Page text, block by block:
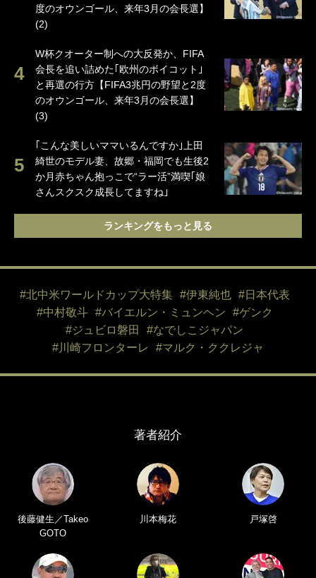
度のオウンゴール、来年3月の会長選】
(2)
W杯クオーター制への大反発か、FIFA
会長を追い詰めた｢欧州のボイコット｣
と再選の行方【FIFA3兆円の野望と2度
のオウンゴール、来年3月の会長選】
(3)
｢こんな美しいママいるんですか｣上田
綺世のモデル妻、故郷・福岡でも生後2
か月赤ちゃん抱っこで“ラー活”満喫｢娘
さんスクスク成長してますね｣
ランキングをもっと見る
#北中米ワールドカップ大特集 #伊東純也
#日本代表
#中村敬斗
#バイエルン・ミュンヘン
#ゲンク
#ジュビロ磐田
#なでしこジャパン
#川崎フロンターレ
#マルク・ククレジャ
著者紹介
後藤健生／Takeo
GOTO
川本梅花 戸塚啓